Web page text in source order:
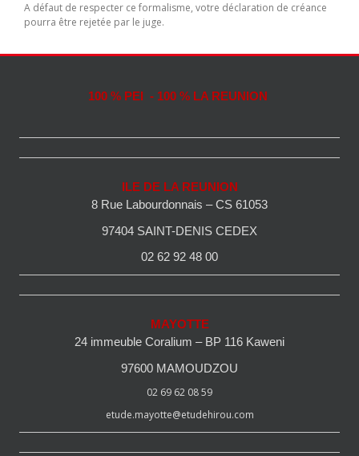
A défaut de respecter ce formalisme, votre déclaration de créance
pourra être rejetée par le juge.
100 % PEI - 100 % LA REUNION
ILE DE LA REUNION
8 Rue Labourdonnais – CS 61053
97404 SAINT-DENIS CEDEX
02 62 92 48 00
MAYOTTE
24 immeuble Coralium – BP 116 Kaweni
97600 MAMOUDZOU
02 69 62 08 59
etude.mayotte@etudehirou.com